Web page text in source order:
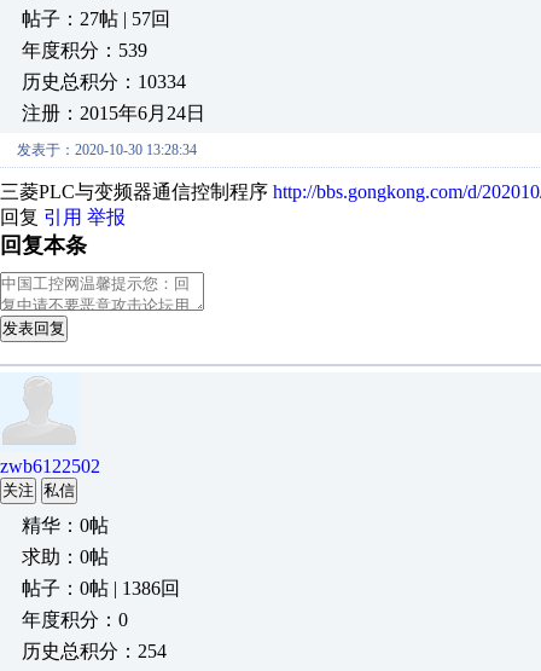
帖子：27帖 | 57回
年度积分：539
历史总积分：10334
注册：2015年6月24日
发表于：2020-10-30 13:28:34
三菱PLC与变频器通信控制程序 http://bbs.gongkong.com/d/
回复 引用 举报
回复本条
发表回复
zwb6122502
关注 私信
精华：0帖
求助：0帖
帖子：0帖 | 1386回
年度积分：0
历史总积分：254